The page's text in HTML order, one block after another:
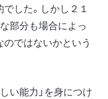
した。しかし２１
部分も場合によっ
ではないかという
い能力」を身につけ